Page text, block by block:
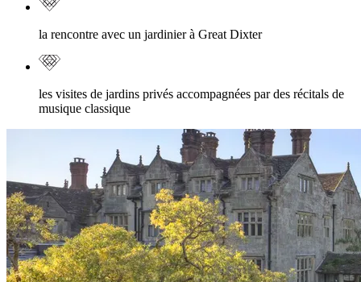
la rencontre avec un jardinier à Great Dixter
les visites de jardins privés accompagnées par des récitals de
musique classique